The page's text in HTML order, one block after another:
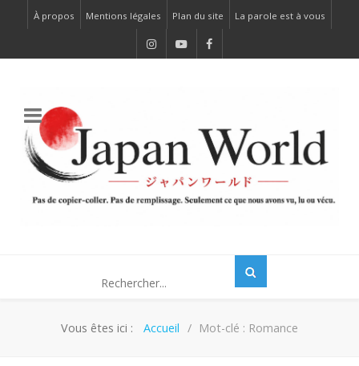
À propos Mentions légales Plan du site La parole est à vous
Vous êtes ici : Accueil Mot-clé : Romance